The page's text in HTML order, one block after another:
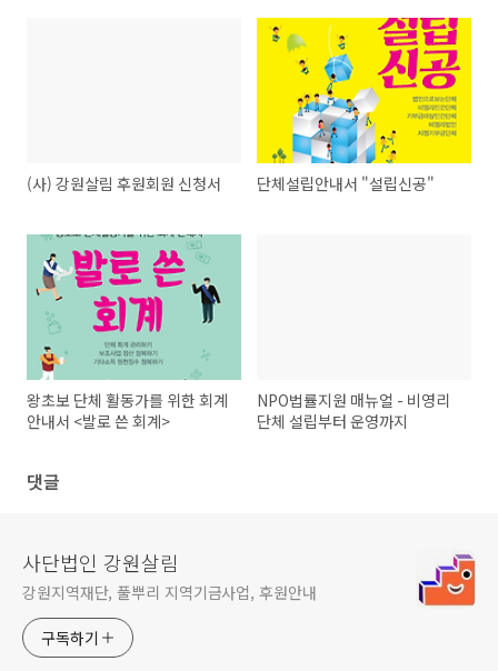
(사) 강원살림 후원회원 신청서 단체설립안내서 "설립신공"
왕초보 단체 활동가를 위한 회계
안내서 <발로 쓴 회계>
NPO법률지원 매뉴얼 - 비영리
단체 설립부터 운영까지
댓글
사단법인 강원살림
강원지역재단, 풀뿌리 지역기금사업, 후원안내
구독하기